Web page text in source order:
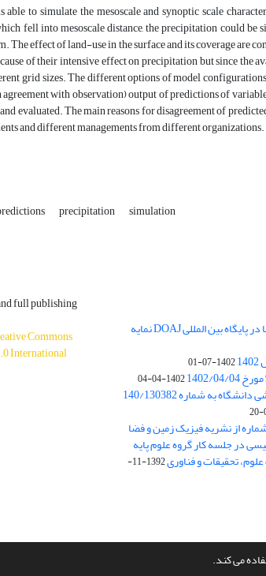
می کند.
to simulate the mesoscale and synoptic scale
fell into mesoscale distance, the precipitation could
The effect of land-use in the surface and its coverage are
of their intensive effect on precipitation but since the
grid sizes. The different options of model
agreement with observation) output of predictions of
evaluated. The main reasons for disagreement of
and different managements from different organizations.
precipitation simulation
مجله فیزیک زمین و فضا در پایگاه بین المللی DOAJ نمایه
1402-07-01
1402-04-04
بخشنامه معاونت پژوهشی دانشگاه به شماره 140/130382
مجوز انتشار 1 شماره از نشریه فیزیک زمین و فضا
در جلسه کار گروه علوم پایه
1392-11-
full publishing
Commons
International